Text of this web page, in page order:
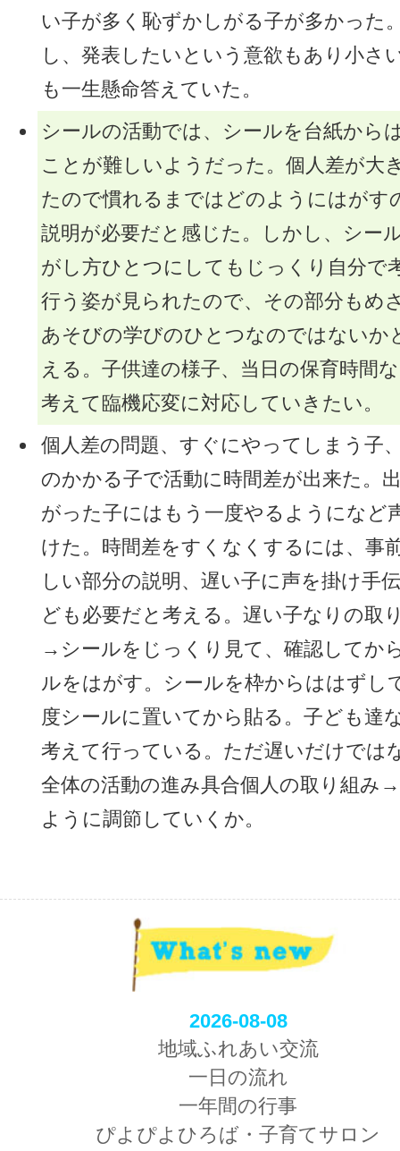
い子が多く恥ずかしがる子が多かった
し、発表したいという意欲もあり小さ
も一生懸命答えていた。
シールの活動では、シールを台紙から
ことが難しいようだった。個人差が大
たので慣れるまではどのようにはがす
説明が必要だと感じた。しかし、シー
がし方ひとつにしてもじっくり自分で
行う姿が見られたので、その部分もめ
あそびの学びのひとつなのではないか
える。子供達の様子、当日の保育時間
考えて臨機応変に対応していきたい。
個人差の問題、すぐにやってしまう子
のかかる子で活動に時間差が出来た。
がった子にはもう一度やるようになど
けた。時間差をすくなくするには、事
しい部分の説明、遅い子に声を掛け手
ども必要だと考える。遅い子なりの取
→シールをじっくり見て、確認してか
ルをはがす。シールを枠からははずし
度シールに置いてから貼る。子ども達
考えて行っている。ただ遅いだけでは
全体の活動の進み具合個人の取り組み
ように調節していくか。
2026-08-08
地域ふれあい交流
一日の流れ
一年間の行事
ぴよぴよひろば・子育てサロン